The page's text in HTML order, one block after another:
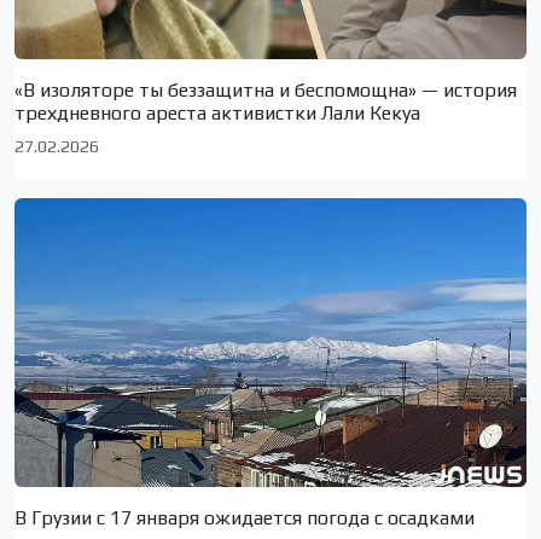
«В изоляторе ты беззащитна и беспомощна» — история
трехдневного ареста активистки Лали Кекуа
27.02.2026
В Грузии с 17 января ожидается погода с осадками